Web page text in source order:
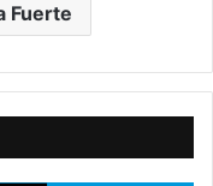
Fuerte